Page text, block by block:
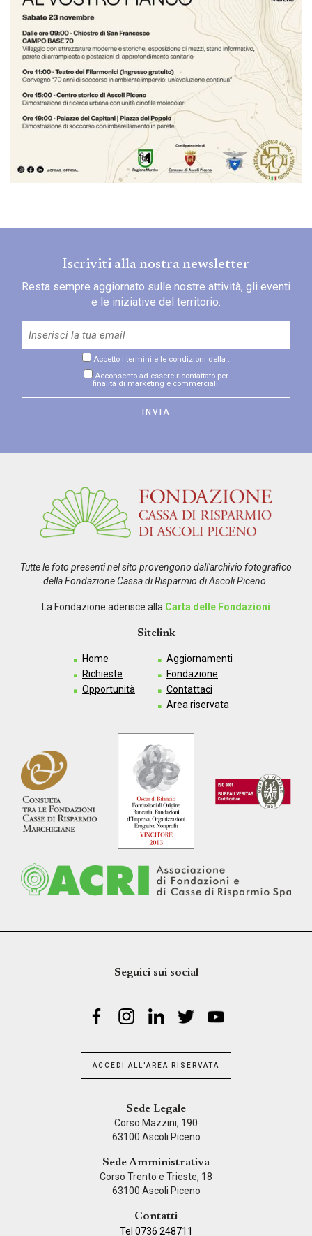
Iscriviti alla nostra newsletter
Resta sempre aggiornato sulle nostre attività, gli eventi
e le iniziative del territorio.
Accetto i termini e le condizioni della .
Acconsento ad essere ricontattato per
finalità di marketing e commerciali.
Tutte le foto presenti nel sito provengono dall'archivio fotografico
della Fondazione Cassa di Risparmio di Ascoli Piceno.
La Fondazione aderisce alla Carta delle Fondazioni
Sitelink
Home
Richieste
Opportunità
Aggiornamenti
Fondazione
Contattaci
Area riservata
Seguici sui social
ACCEDI ALL'AREA RISERVATA
Sede Legale
Corso Mazzini, 190
63100 Ascoli Piceno
Sede Amministrativa
Corso Trento e Trieste, 18
63100 Ascoli Piceno
Contatti
Tel 0736 248711